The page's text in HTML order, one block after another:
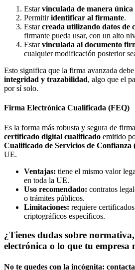
Estarvinculada de manera única
Permitiridentificar al firmante.
Estarcreada utilizando datos de
firmante pueda usar, con un alto
Estarvinculada al documento
cualquier modificación posterior
Esto significa que la firma avanzada
integridad y trazabilidad, algo que el
por sí solo.
Firma Electrónica Cualificada (FEQ)
Es la forma más robusta y segura de
certificado digital cualificado emitido
Cualificado de Servicios de Confianza
UE.
Ventajas: tiene el mismo valor
en toda la UE.
Uso recomendado: contratos
o trámites públicos.
Limitaciones: requiere
criptográficos específicos.
¿Tienes dudas sobre
electrónica o lo que tu empresa
No te quedes con la incógnita: